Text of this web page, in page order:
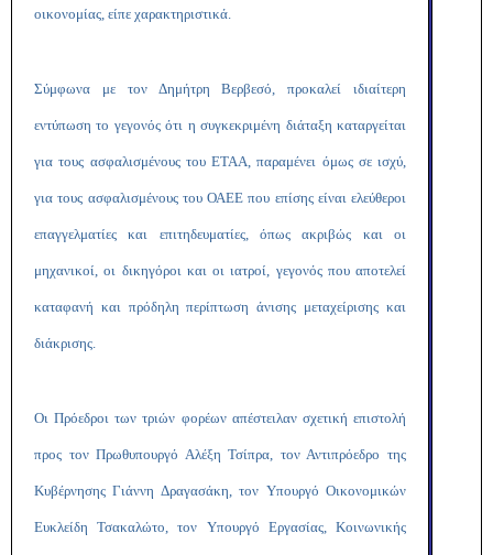
οικονομίας, είπε χαρακτηριστικά.
Σύμφωνα με τον Δημήτρη Βερβεσό, προκαλεί ιδιαίτερη
εντύπωση το γεγονός ότι η συγκεκριμένη διάταξη καταργείται
για τους ασφαλισμένους του ΕΤΑΑ, παραμένει όμως σε ισχύ,
για τους ασφαλισμένους του ΟΑΕΕ που επίσης είναι ελεύθεροι
επαγγελματίες και επιτηδευματίες, όπως ακριβώς και οι
μηχανικοί, οι δικηγόροι και οι ιατροί, γεγονός που αποτελεί
καταφανή και πρόδηλη περίπτωση άνισης μεταχείρισης και
διάκρισης.
Οι Πρόεδροι των τριών φορέων απέστειλαν σχετική επιστολή
προς τον Πρωθυπουργό Αλέξη Τσίπρα, τον Αντιπρόεδρο της
Κυβέρνησης Γιάννη Δραγασάκη, τον Υπουργό Οικονομικών
Ευκλείδη Τσακαλώτο, τον Υπουργό Εργασίας, Κοινωνικής